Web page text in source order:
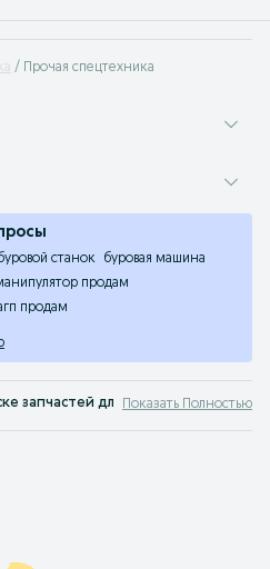
Прочая спецтехника
станок
буровая машина
продам
продам
запчастей для с.х. техники в
,запчасть экскаватор,запчасти для
"Сельхозтехника"
ищут в Казахстане
Показать Полностью